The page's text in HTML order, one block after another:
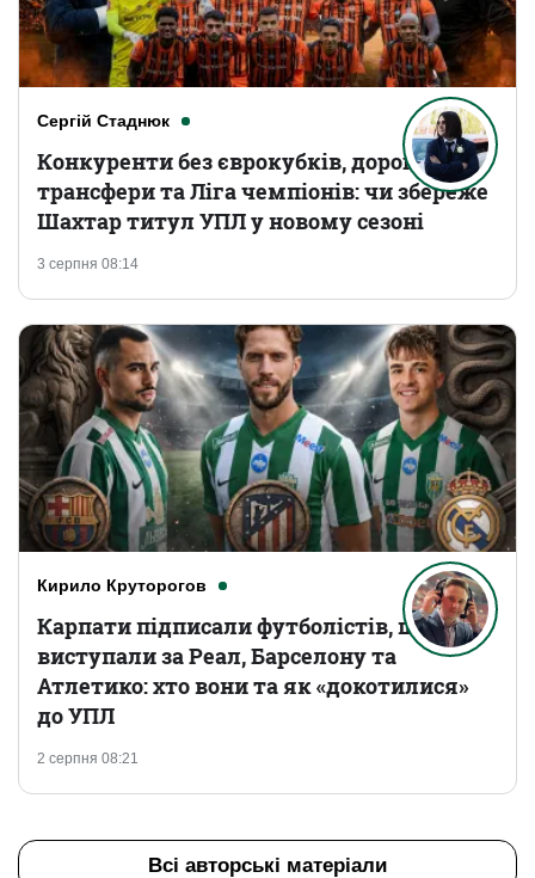
Сергій Стаднюк
3 серпня 08:14
Конкуренти без єврокубків, дорогі
трансфери та Ліга чемпіонів: чи збереже
Шахтар титул УПЛ у новому сезоні
Кирило Круторогов
2 серпня 08:21
Карпати підписали футболістів, що
виступали за Реал, Барселону та
Атлетико: хто вони та як «докотилися»
до УПЛ
Всі авторські матеріали